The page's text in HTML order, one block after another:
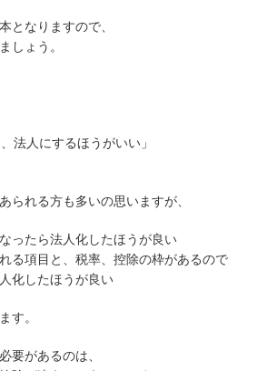
となりますので、
しょう。
法人にするほうがいい」
られる方も多いの思いますが、
ったら法人化したほうが良い
る項目と、税率、控除の枠があるので
化したほうが良い
す。
要があるのは、